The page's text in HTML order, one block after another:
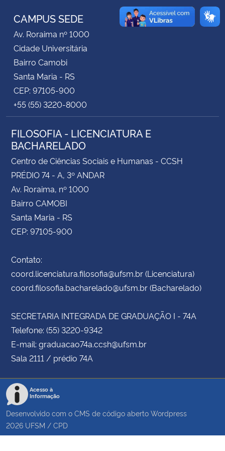
Secretaria-Geral
Secretaria de Governo
Gabinete de Segurança Institucional
Advocacia-Geral da União
Banco Central do Brasil
Planalto
CAMPUS SEDE
Av. Roraima nº 1000
Cidade Universitária
Bairro Camobi
Santa Maria - RS
CEP: 97105-900
+55 (55) 3220-8000
FILOSOFIA - LICENCIATURA E
BACHARELADO
Centro de Ciências Sociais e Humanas - CCSH
PRÉDIO 74 - A, 3º ANDAR
Av. Roraima, nº 1000
Bairro CAMOBI
Santa Maria - RS
CEP: 97105-900
Contato:
coord.licenciatura.filosofia@ufsm.br (Licenciatura)
coord.filosofia.bacharelado@ufsm.br (Bacharelado)
SECRETARIA INTEGRADA DE GRADUAÇÃO I - 74A
Telefone: (55) 3220-9342
E-mail: graduacao74a.ccsh@ufsm.br
Sala 2111 / prédio 74A
Acesso à
Informação
Desenvolvido com o CMS de código aberto Wordpress
2026 UFSM / CPD